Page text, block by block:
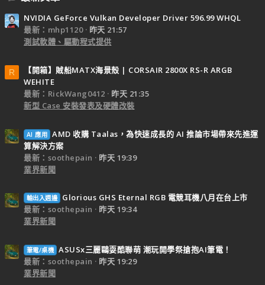
NVIDIA GeForce Vulkan Developer Driver 596.99 WHQL
最新：mhp1120
昨天 21:57
測試軟體、驅動程式提供
R
【開箱】賊船MATX海景殼 | CORSAIR 2800X RS-R ARGB
WEHITE
最新：RickWang0412
昨天 21:35
新型 Case 安裝發表及硬體改裝
AI 應用 AMD 收購 Taalas，為快速成長的 AI 推論市場帶來先進運
算解決方案
最新：soothepain
昨天 19:39
業界新聞
輸出入週邊
Glorious GHS Eternal RGB 電競耳機八月在台上市
最新：soothepain
昨天 19:34
業界新聞
筆電/桌機 ASUSx三麗鷗耍酷聯萌 潮玩開學祭搶抱AI筆電！
最新：soothepain
昨天 19:29
業界新聞